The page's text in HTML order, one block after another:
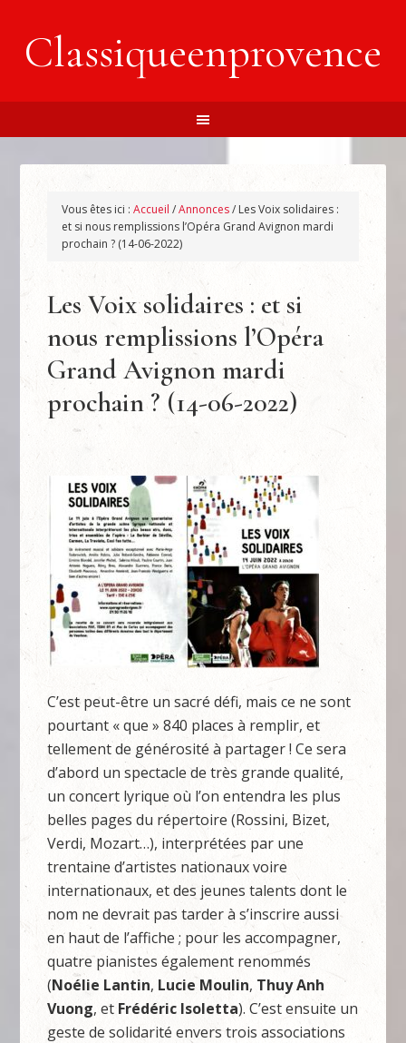
Classiqueenprovence
Vous êtes ici :Accueil /Annonces/ Les Voix solidaires :
et si nous remplissions l’Opéra Grand Avignon mardi
prochain ? (14-06-2022)
Les Voix solidaires : et si
nous remplissions l’Opéra
Grand Avignon mardi
prochain ? (14-06-2022)
C’est peut-être un sacré défi, mais ce ne sont
pourtant « que » 840 places à remplir, et
tellement de générosité à partager ! Ce sera
d’abord un spectacle de très grande qualité,
un concert lyrique où l’on entendra les plus
belles pages du répertoire (Rossini, Bizet,
Verdi, Mozart…), interprétées par une
trentaine d’artistes nationaux voire
internationaux, et des jeunes talents dont le
nom ne devrait pas tarder à s’inscrire aussi
en haut de l’affiche ; pour les accompagner,
quatre pianistes également renommés
(Noélie Lantin, Lucie Moulin, Thuy Anh
Vuong, et Frédéric Isoletta). C’est ensuite un
geste de solidarité envers trois associations